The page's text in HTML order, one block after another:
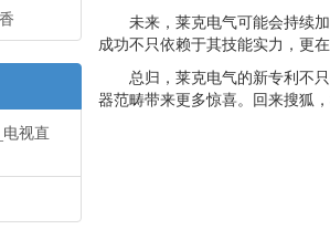
视直
未来，莱克电气可能会持续加
成功不只依赖于其技能实力，更
总归，莱克电气的新专利不只
器范畴带来更多惊喜。回来搜狐